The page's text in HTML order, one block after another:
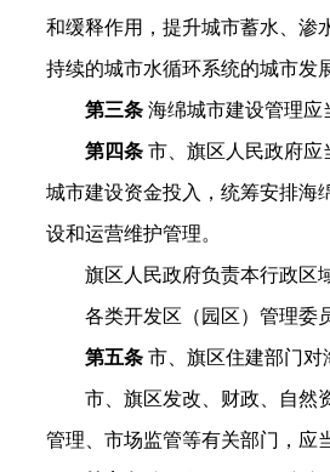
和缓释作用，提升城市蓄水、渗
持续的城市水循环系统的城市发
第三条海绵城市建设管理应
第四条市、旗区人民政府应
城市建设资金投入，统筹安排海
设和运营维护管理。
旗区人民政府负责本行政区
各类开发区（园区）管理委
第五条市、旗区住建部门对
市、旗区发改、财政、自然
管理、市场监管等有关部门，应